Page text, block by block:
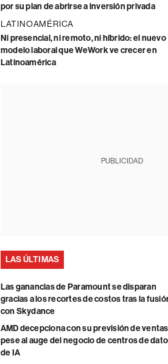
por su plan de abrirse a inversión privada
LATINOAMÉRICA
Ni presencial, ni remoto, ni híbrido: el nuevo
modelo laboral que WeWork ve crecer en
Latinoamérica
PUBLICIDAD
LAS ÚLTIMAS
Las ganancias de Paramount se disparan
gracias a los recortes de costos tras la
con Skydance
AMD decepciona con su previsión de ventas
pese al auge del negocio de centros de
de IA